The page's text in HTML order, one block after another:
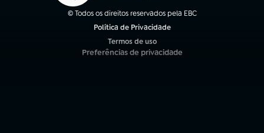
© Todos os direitos reservados pela EBC
Política de Privacidade
Termos de uso
(abre em nova aba)
Preferências de privacidade